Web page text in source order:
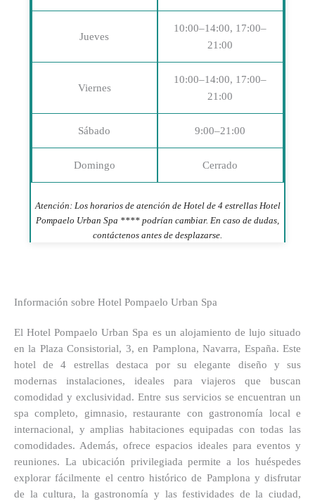
Jueves
10:00–14:00, 17:00–
21:00
Viernes
10:00–14:00, 17:00–
21:00
Sábado 9:00–21:00
Domingo Cerrado
Atención: Los horarios de atención de Hotel de 4 estrellas Hotel
Pompaelo Urban Spa **** podrían cambiar. En caso de dudas,
contáctenos antes de desplazarse.
Información sobre Hotel Pompaelo Urban Spa
El Hotel Pompaelo Urban Spa es un alojamiento de lujo situado
en la Plaza Consistorial, 3, en Pamplona, Navarra, España. Este
hotel de 4 estrellas destaca por su elegante diseño y sus
modernas instalaciones, ideales para viajeros que buscan
comodidad y exclusividad. Entre sus servicios se encuentran un
spa completo, gimnasio, restaurante con gastronomía local e
internacional, y amplias habitaciones equipadas con todas las
comodidades. Además, ofrece espacios ideales para eventos y
reuniones. La ubicación privilegiada permite a los huéspedes
explorar fácilmente el centro histórico de Pamplona y disfrutar
de la cultura, la gastronomía y las festividades de la ciudad,